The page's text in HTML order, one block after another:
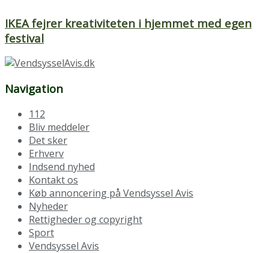
IKEA fejrer kreativiteten i hjemmet med egen
festival
Navigation
112
Bliv meddeler
Det sker
Erhverv
Indsend nyhed
Kontakt os
Køb annoncering på Vendsyssel Avis
Nyheder
Rettigheder og copyright
Sport
Vendsyssel Avis